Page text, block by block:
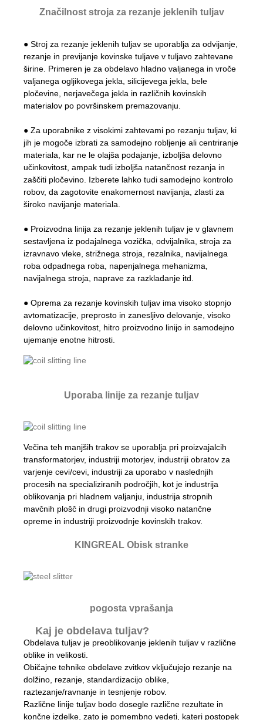
Značilnost stroja za rezanje jeklenih tuljav
● Stroj za rezanje jeklenih tuljav se uporablja za odvijanje,
rezanje in previjanje kovinske tuljave v tuljavo zahtevane
širine. Primeren je za obdelavo hladno valjanega in vroče
valjanega ogljikovega jekla, silicijevega jekla, bele
pločevine, nerjavečega jekla in različnih kovinskih
materialov po površinskem premazovanju.
● Za uporabnike z visokimi zahtevami po rezanju tuljav, ki
jih je mogoče izbrati za samodejno robljenje ali centriranje
materiala, kar ne le olajša podajanje, izboljša delovno
učinkovitost, ampak tudi izboljša natančnost rezanja in
zaščiti pločevino. Izberete lahko tudi samodejno kontrolo
robov, da zagotovite enakomernost navijanja, zlasti za
široko navijanje materiala.
● Proizvodna linija za rezanje jeklenih tuljav je v glavnem
sestavljena iz podajalnega vozička, odvijalnika, stroja za
izravnavo vleke, strižnega stroja, rezalnika, navijalnega
roba odpadnega roba, napenjalnega mehanizma,
navijalnega stroja, naprave za razkladanje itd.
● Oprema za rezanje kovinskih tuljav ima visoko stopnjo
avtomatizacije, preprosto in zanesljivo delovanje, visoko
delovno učinkovitost, hitro proizvodno linijo in samodejno
ujemanje enotne hitrosti.
Uporaba linije za rezanje tuljav
Večina teh manjših trakov se uporablja pri proizvajalcih
transformatorjev, industriji motorjev, industriji obratov za
varjenje cevi/cevi, industriji za uporabo v naslednjih
procesih na specializiranih področjih, kot je industrija
oblikovanja pri hladnem valjanju, industrija stropnih
mavčnih plošč in drugi proizvodnji visoko natančne
opreme in industriji proizvodnje kovinskih trakov.
KINGREAL Obisk stranke
pogosta vprašanja
Kaj je obdelava tuljav?
Obdelava tuljav je preoblikovanje jeklenih tuljav v različne
oblike in velikosti.
Običajne tehnike obdelave zvitkov vključujejo rezanje na
dolžino, rezanje, standardizacijo oblike,
raztezanje/ravnanje in tesnjenje robov.
Različne linije tuljav bodo dosegle različne rezultate in
končne izdelke, zato je pomembno vedeti, kateri postopek